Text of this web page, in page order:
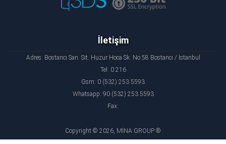
İletişim
Adres: Bostancı San. Sit. Huzur Hoca Sk. No:58 Bostancı / İstanbul
Tel: 0 216
Gsm: 0 (532) 253 5593
Whatsapp: 90 (532) 253 5593
Fax:
Copyright © 2026, MİNA GROUP ®